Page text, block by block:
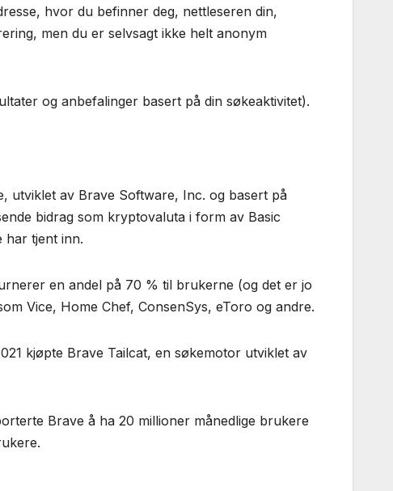
hvor du befinner deg, nettleseren din,
men du er selvsagt ikke helt anonym
og anbefalinger basert på din søkeaktivitet).
utviklet av Brave Software, Inc. og basert på
bidrag som kryptovaluta i form av Basic
har tjent inn.
en andel på 70 % til brukerne (og det er jo
Vice, Home Chef, ConsenSys, eToro og andre.
kjøpte Brave Tailcat, en søkemotor utviklet av
Brave å ha 20 millioner månedlige brukere